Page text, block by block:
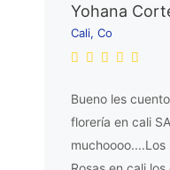
Yohana
Cali, Co
Bueno les
florería en cali